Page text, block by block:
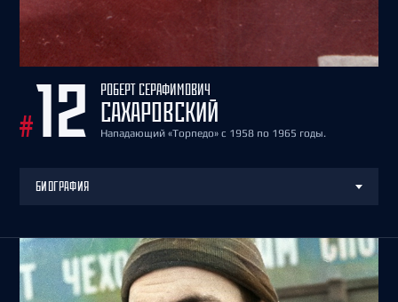
# 12 РОБЕРТ СЕРАФИМОВИЧ
САХАРОВСКИЙ
Нападающий «Торпедо» с 1958 по 1965 годы.
БИОГРАФИЯ